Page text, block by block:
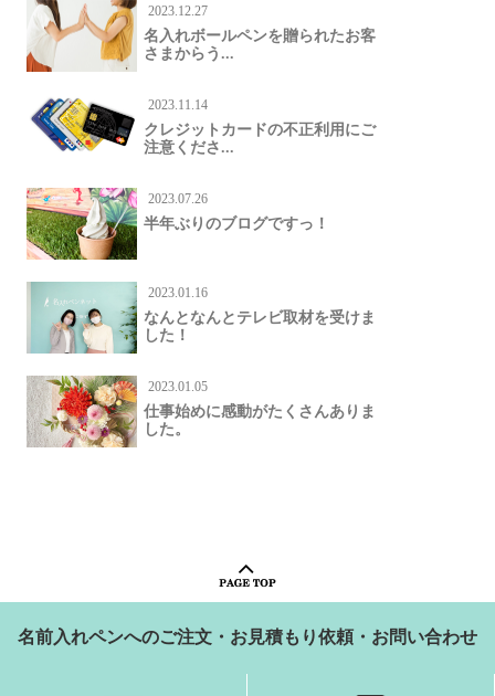
2023.12.27
名入れボールペンを贈られたお客
さまからう...
2023.11.14
クレジットカードの不正利用にご
注意くださ...
2023.07.26
半年ぶりのブログですっ！
2023.01.16
なんとなんとテレビ取材を受けま
した！
2023.01.05
仕事始めに感動がたくさんありま
した。
名前入れペンへのご注文・お見積もり依頼・お問い合わせ